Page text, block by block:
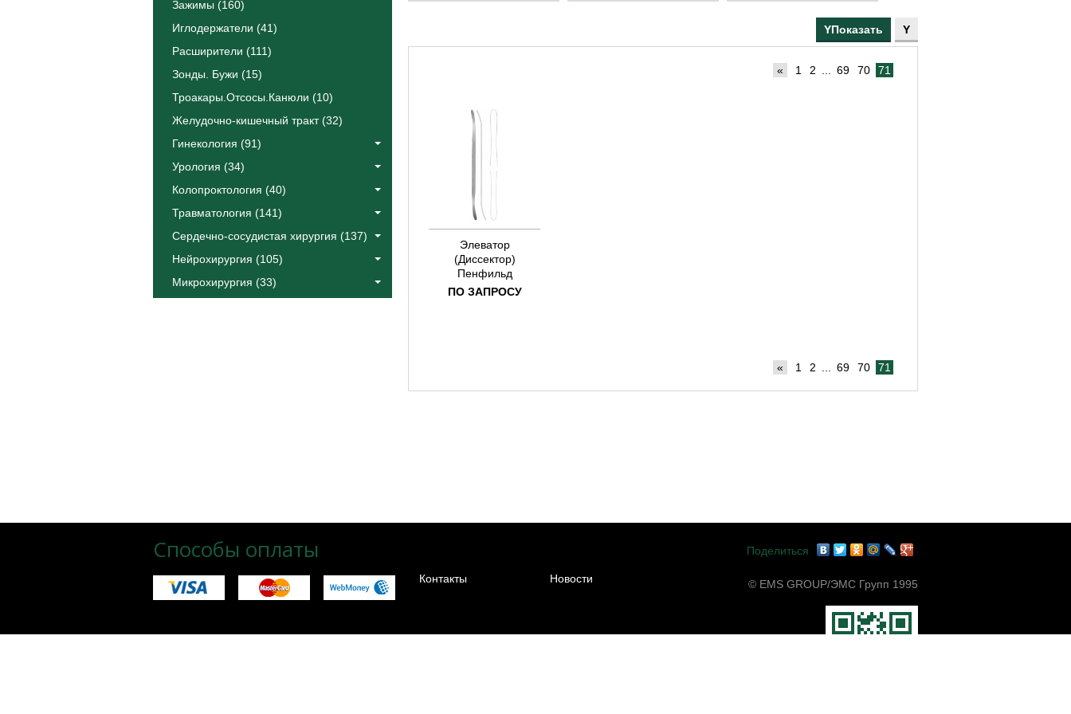
Зажимы (160)
Иглодержатели (41)
Расширители (111)
Зонды. Бужи (15)
Троакары.Отсосы.Канюли (10)
Желудочно-кишечный тракт (32)
Гинекология (91)
Урология (34)
Колопроктология (40)
Травматология (141)
Сердечно-сосудистая хирургия (137)
Нейрохирургия (105)
Микрохирургия (33)
Катлин
Тоеннис
Якобсон
Ясаргил
Catlin
160
175
« 1 2 69 70 71
Элеватор
(Диссектор)
Пенфильд
ПО ЗАПРОСУ
« 1 2 69 70 71
Способы оплаты
Контакты Новости
Поделиться
© EMS GROUP/ЭМС Групп 1995